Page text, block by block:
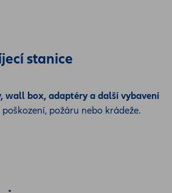
stanice
wall box, adaptéry a další vybavení
požáru nebo krádeže.